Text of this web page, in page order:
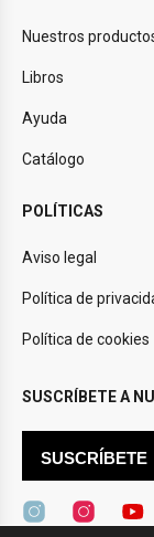
Nuestros
Libros
Ayuda
Catálogo
POLÍTICAS
Aviso legal
Política de
Política de cookies
SUSCRÍBETE A
SUSCRÍBETE